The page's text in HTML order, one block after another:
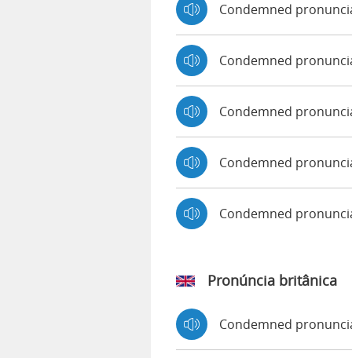
Condemned
Condemned
Condemned
Condemned
Condemned
Pronúncia britânica
Condemned